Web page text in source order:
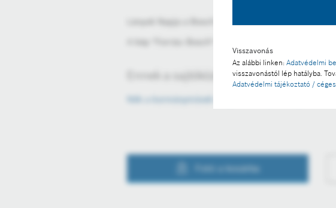
Visszavonás
Az alábbi linken: Adatvédelmi
visszavonástól lép hatályba.
Adatvédelmi tájékoztató /
Lányok Napja a Bosch maklári gyárában
Ennek a sajtóközleménynek a része:
Nők a kormányművek mögött – Lányok Napja a
Fotó a kosárba